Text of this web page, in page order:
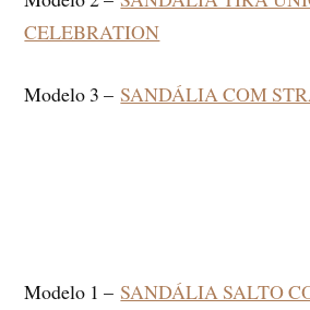
CELEBRATION
Modelo 3 –SANDÁLIA COM
Modelo 1 –SANDÁLIA SALTO